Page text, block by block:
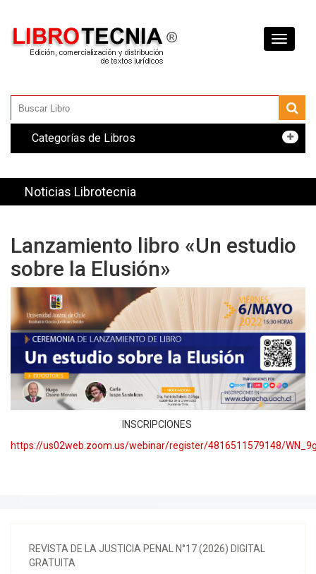
Toggle
Categorías de Libros
Noticias Librotecnia
Lanzamiento libro «Un estudio
sobre la Elusión»
INSCRIPCIONES
https://us02web.zoom.us/webinar/register/4816511579148/
REVISTA DE LA JUSTICIA PENAL N°17 (2026) DIGITAL
GRATUITA